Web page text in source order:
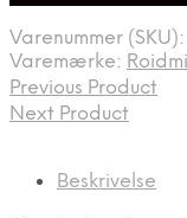
Varenummer (SKU):
Varemærke: Roidmi
Previous Product
Next Product
Beskrivelse